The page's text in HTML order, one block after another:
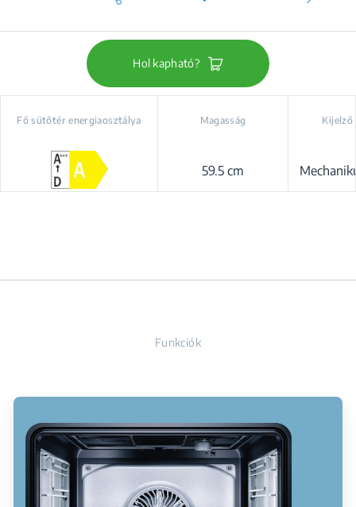
Hol kapható?
Fő sütőtér energiaosztálya Magasság
59.5 cm
Kijelző
Funkciók